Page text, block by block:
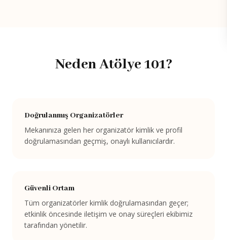
Neden Atölye 101?
Doğrulanmış Organizatörler
Mekanınıza gelen her organizatör kimlik ve profil
doğrulamasından geçmiş, onaylı kullanıcılardır.
Güvenli Ortam
Tüm organizatörler kimlik doğrulamasından geçer;
etkinlik öncesinde iletişim ve onay süreçleri ekibimiz
tarafından yönetilir.